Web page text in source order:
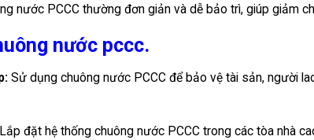
nước PCCC thường đơn giản và dễ bảo trì, giúp giảm
nước pccc.
Sử dụng chuông nước PCCC để bảo vệ tài sản, người
Lắp đặt hệ thống chuông nước PCCC trong các tòa nhà